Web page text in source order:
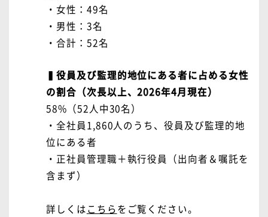
・女性：49名
・男性：3名
・合計：52名
▍役員及び監理的地位にある者に占める女性
の割合（次長以上、2026年4月現在）
58%（52人中30名）
・全社員1,860人のうち、役員及び監理的地
位にある者
・正社員管理職＋執行役員（出向者＆嘱託を
含まず）
詳しくはこちらをご覧ください。